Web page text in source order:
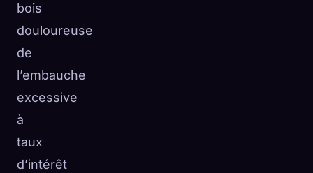
bois
douloureuse
de
l’embauche
excessive
à
taux
d’intérêt